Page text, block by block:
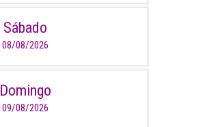
Sábado
08/08/2026
Domingo
09/08/2026